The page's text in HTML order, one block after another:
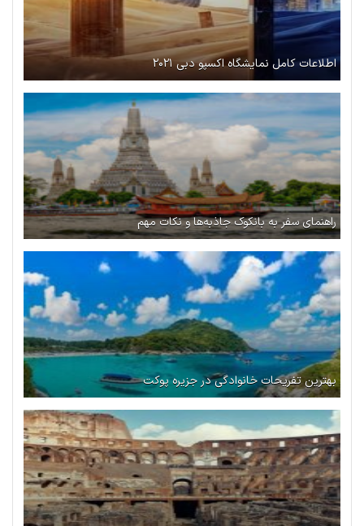
اطلاعات کامل نمایشگاه اکسپو دبی ۲۰۲۱
راهنمای سفر به بانکوک جاذبه‌ها و نکات مهم
بهترین تفریحات خانوادگی در جزیره پوکت